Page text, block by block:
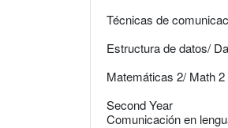
Técnicas de
Estructura de datos/
Matemáticas 2/ Math 2
Second Year
Comunicación en